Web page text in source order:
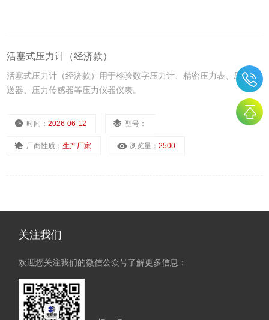
活塞式压力计（经济款）
活塞式压力计（经济款）用于检验数字压力计、精密压力表、压力变
送器、压力传感器等压力仪器仪表。
时间：2026-06-12 型号：
厂商性质：生产厂家 浏览量：2500
关注我们
欢迎您关注我们的微信公众号了解更多信息：